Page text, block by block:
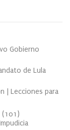
Gobierno
de Lula
| Lecciones para
(101 )